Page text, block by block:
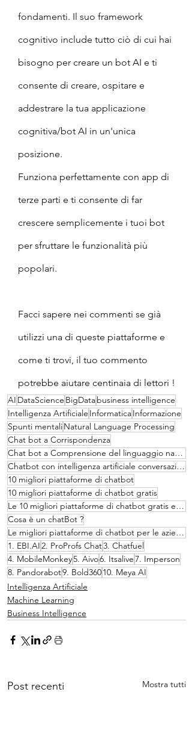
fondamenti. Il suo framework
cognitivo include tutto ciò di cui hai
bisogno per creare un bot AI e ti
consente di creare, ospitare e
addestrare la tua applicazione
cognitiva/bot AI in un'unica
posizione.
Funziona perfettamente con app di
terze parti e ti consente di far
crescere semplicemente i tuoi bot
per sfruttare le funzionalità più
popolari.
Facci sapere nei commenti se già
utilizzi una di queste piattaforme e
come ti trovi, il tuo commento
potrebbe aiutare centinaia di lettori !
AI DataScience BigDatabusiness intelligence
Intelligenza Artificiale InformaticaInformazione
Spunti mentaliNatural Language Processing
Chat bot a Corrispondenza
Chat bot a Comprensione del linguaggio naturale (NLU)
Chatbot con intelligenza artificiale conversazionale
10 migliori piattaforme di chatbot
10 migliori piattaforme di chatbot gratis
Le 10 migliori piattaforme di chatbot gratis e non nel 2022
Cosa è un chatBot ?
Le migliori piattaforme di chatbot per le aziende
1. EBI.AI2. ProProfs Chat3. Chatfuel
4. MobileMonkey5. Aivo6. Itsalive7. Imperson
8. Pandorabot9. Bold36010. Meya AI
Intelligenza Artificiale
Machine Learning
Business Intelligence
Post recenti Mostra tutti